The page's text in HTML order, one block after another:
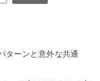
ターンと意外な共通